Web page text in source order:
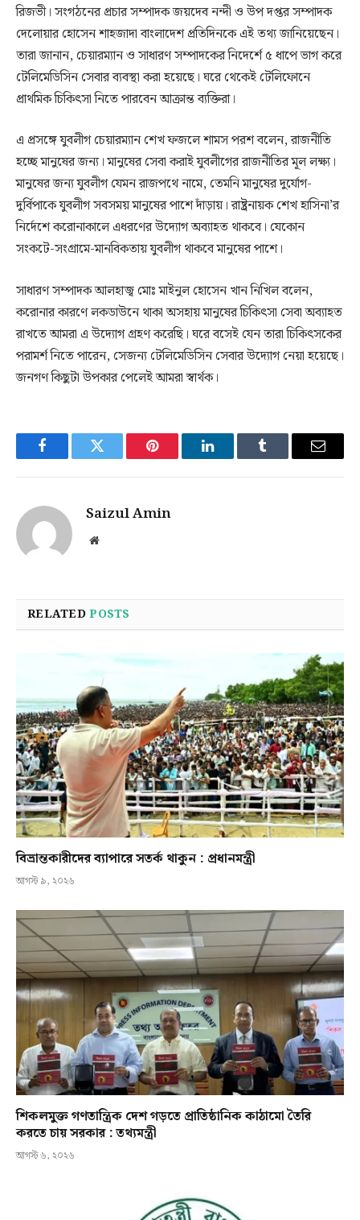
রিজভী। সংগঠনের প্রচার সম্পাদক জয়দেব নন্দী ও উপ দপ্তর সম্পাদক
দেলোয়ার হোসেন শাহজাদা বাংলাদেশ প্রতিদিনকে এই তথ্য জানিয়েছেন।
তারা জানান, চেয়ারম্যান ও সাধারণ সম্পাদকের নিদের্শে ৫ ধাপে ভাগ করে
টেলিমেডিসিন সেবার ব্যবস্থা করা হয়েছে। ঘরে থেকেই টেলিফোনে
প্রাথমিক চিকিৎসা নিতে পারবেন আক্রান্ত ব্যক্তিরা।
এ প্রসঙ্গে যুবলীগ চেয়ারম্যান শেখ ফজলে শামস পরশ বলেন, রাজনীতি
হচ্ছে মানুষের জন্য। মানুষের সেবা করাই যুবলীগের রাজনীতির মূল লক্ষ্য।
মানুষের জন্য যুবলীগ যেমন রাজপথে নামে, তেমনি মানুষের দুর্যোগ-
দুর্বিপাকে যুবলীগ সবসময় মানুষের পাশে দাঁড়ায়। রাষ্ট্রনায়ক শেখ হাসিনা’র
নির্দেশে করোনাকালে এধরণের উদ্যোগ অব্যাহত থাকবে। যেকোন
সংকটে-সংগ্রামে-মানবিকতায় যুবলীগ থাকবে মানুষের পাশে।
সাধারণ সম্পাদক আলহাজ্ব মোঃ মাইনুল হোসেন খান নিখিল বলেন,
করোনার কারণে লকডাউনে থাকা অসহায় মানুষের চিকিৎসা সেবা অব্যাহত
রাখতে আমরা এ উদ্যোগ গ্রহণ করেছি। ঘরে বসেই যেন তারা চিকিৎসকের
পরামর্শ নিতে পারেন, সেজন্য টেলিমেডিসিন সেবার উদ্যোগ নেয়া হয়েছে।
জনগণ কিছুটা উপকার পেলেই আমরা স্বার্থক।
FacebookTwitter Pinterest LinkedInTumblr Email
Saizul Amin
Website
RELATEDPOSTS
বিভ্রান্তকারীদের ব্যাপারে সতর্ক থাকুন : প্রধানমন্ত্রী
আগস্ট ৯, ২০২৬
শিকলমুক্ত গণতান্ত্রিক দেশ গড়তে প্রাতিষ্ঠানিক কাঠামো তৈরি
করতে চায় সরকার : তথ্যমন্ত্রী
আগস্ট ৬, ২০২৬